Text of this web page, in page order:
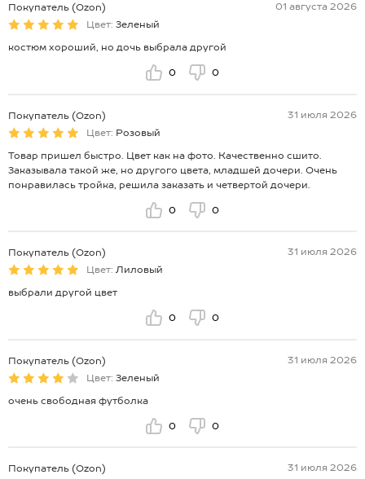
Покупатель (Ozon)
01 августа 2026
Цвет: Зеленый
костюм хороший, но дочь выбрала другой
0 0
Покупатель (Ozon)
31 июля 2026
Цвет: Розовый
Товар пришел быстро. Цвет как на фото. Качественно сшито.
Заказывала такой же, но другого цвета, младшей дочери. Очень
понравилась тройка, решила заказать и четвертой дочери.
0 0
Покупатель (Ozon)
31 июля 2026
Цвет: Лиловый
выбрали другой цвет
0 0
Покупатель (Ozon)
31 июля 2026
Цвет: Зеленый
очень свободная футболка
0 0
Покупатель (Ozon)
31 июля 2026